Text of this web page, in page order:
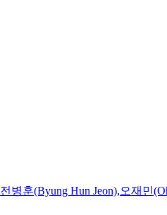
전병훈(Byung Hun Jeon),오재민